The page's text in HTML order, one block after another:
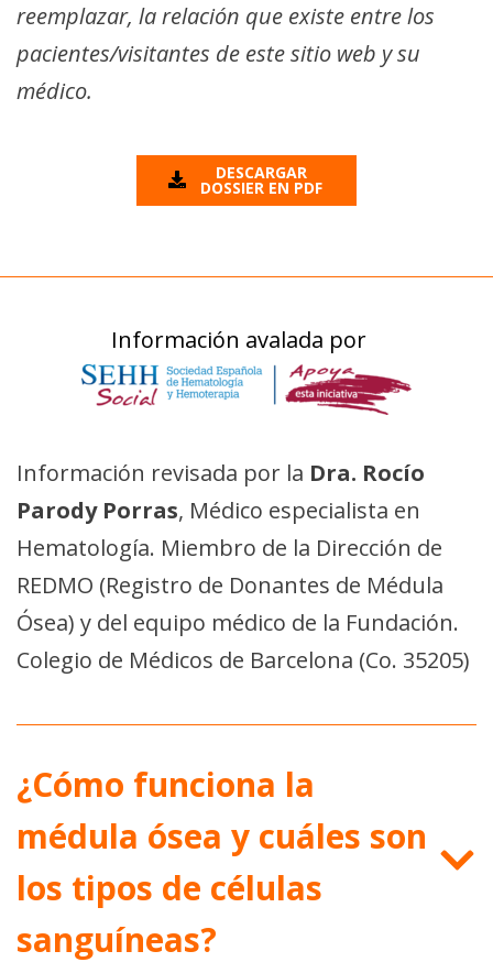
reemplazar, la relación que existe entre los
pacientes/visitantes de este sitio web y su
médico.
DESCARGAR
DOSSIER EN PDF
Información avalada por
Información revisada por la Dra. Rocío
Parody Porras, Médico especialista en
Hematología. Miembro de la Dirección de
REDMO (Registro de Donantes de Médula
Ósea) y del equipo médico de la Fundación.
Colegio de Médicos de Barcelona (Co. 35205)
¿Cómo funciona la
médula ósea y cuáles son
los tipos de células
sanguíneas?